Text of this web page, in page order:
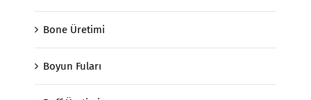
Bone Üretimi
Boyun Fuları